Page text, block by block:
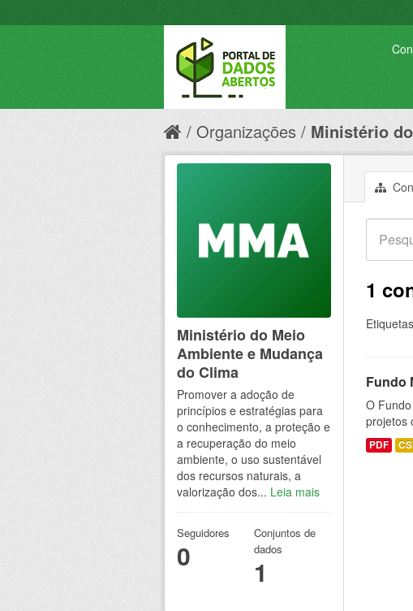
Organizações Ministério
1
Fundo
O
projetos
PDF
Ministério do Meio
Ambiente e Mudança
do Clima
Promover a adoção de
princípios e estratégias para
o conhecimento, a proteção e
a recuperação do meio
ambiente, o uso sustentável
dos recursos naturais, a
valorização dos... Leia mais
Seguidores
0
Conjuntos de
dados
1